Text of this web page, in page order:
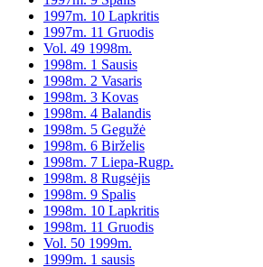
1997m. 10 Lapkritis
1997m. 11 Gruodis
Vol. 49 1998m.
1998m. 1 Sausis
1998m. 2 Vasaris
1998m. 3 Kovas
1998m. 4 Balandis
1998m. 5 Gegužė
1998m. 6 Birželis
1998m. 7 Liepa-Rugp.
1998m. 8 Rugsėjis
1998m. 9 Spalis
1998m. 10 Lapkritis
1998m. 11 Gruodis
Vol. 50 1999m.
1999m. 1 sausis